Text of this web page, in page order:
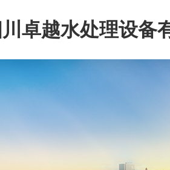
卓越水处理设备